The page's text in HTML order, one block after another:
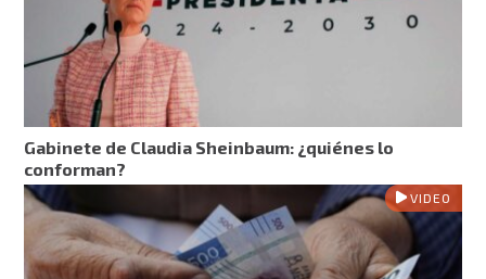
Gabinete de Claudia Sheinbaum: ¿quiénes lo
conforman?
VIDEO